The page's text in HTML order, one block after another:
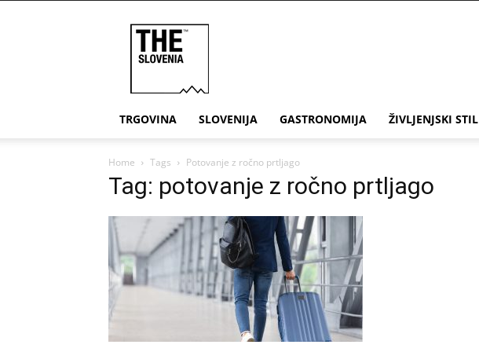
TRGOVINA SLOVENIJA GASTRONOMIJA ŽIVLJENJSKI STIL
Home Tags Potovanje z ročno prtljago
Tag: potovanje z ročno prtljago